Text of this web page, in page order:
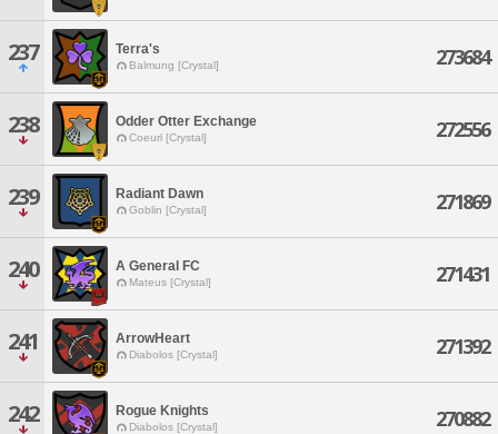
237 Terra's
Balmung [Crystal] 273684
238 Odder Otter Exchange
Coeurl [Crystal] 272556
239 Radiant Dawn
Goblin [Crystal] 271869
240 A General FC
Mateus [Crystal] 271431
241 ArrowHeart
Diabolos [Crystal] 271392
242 Rogue Knights
Diabolos [Crystal] 270882